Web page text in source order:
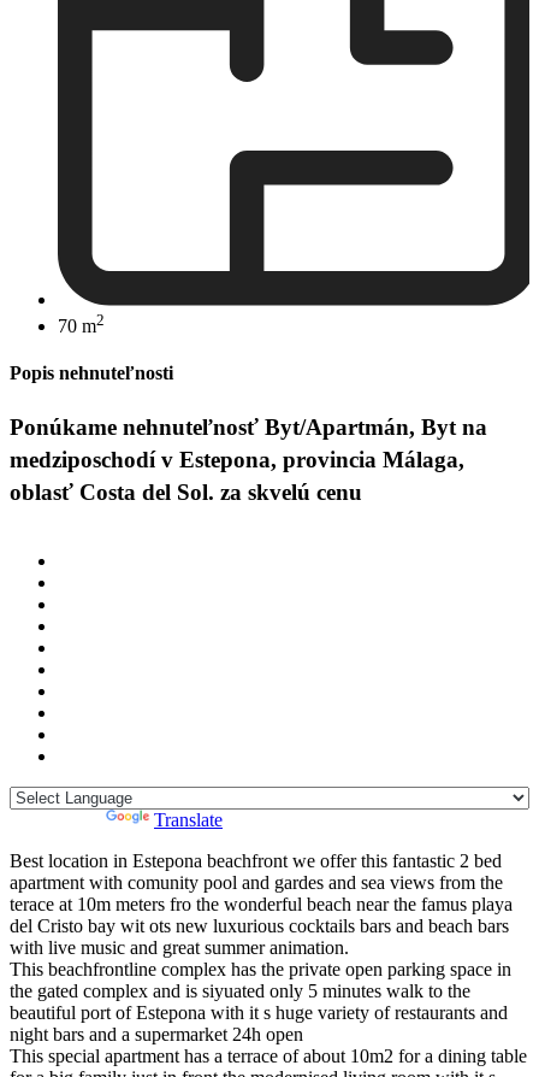
70 m2
Popis nehnuteľnosti
Ponúkame nehnuteľnosť Byt/Apartmán, Byt na
medziposchodí v Estepona, provincia Málaga,
oblasť Costa del Sol. za skvelú cenu
Translate
Best location in Estepona beachfront we offer this fantastic 2 bed
apartment with comunity pool and gardes and sea views from the
terace at 10m meters fro the wonderful beach near the famus playa
del Cristo bay wit ots new luxurious cocktails bars and beach bars
with live music and great summer animation.
This beachfrontline complex has the private open parking space in
the gated complex and is siyuated only 5 minutes walk to the
beautiful port of Estepona with it s huge variety of restaurants and
night bars and a supermarket 24h open
This special apartment has a terrace of about 10m2 for a dining table